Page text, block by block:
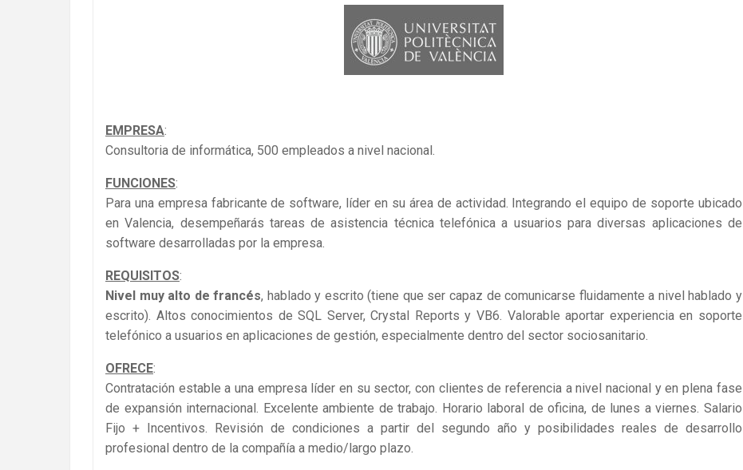
EMPRESA:
Consultoria de informática, 500 empleados a nivel nacional.
FUNCIONES:
Para una empresa fabricante de software, líder en su área de actividad. Integrando el equipo de soporte ubicado
en Valencia, desempeñarás tareas de asistencia técnica telefónica a usuarios para diversas aplicaciones de
software desarrolladas por la empresa.
REQUISITOS:
Nivel muy alto de francés, hablado y escrito (tiene que ser capaz de comunicarse fluidamente a nivel hablado y
escrito). Altos conocimientos de SQL Server, Crystal Reports y VB6. Valorable aportar experiencia en soporte
telefónico a usuarios en aplicaciones de gestión, especialmente dentro del sector sociosanitario.
OFRECE:
Contratación estable a una empresa líder en su sector, con clientes de referencia a nivel nacional y en plena fase
de expansión internacional. Excelente ambiente de trabajo. Horario laboral de oficina, de lunes a viernes. Salario
Fijo + Incentivos. Revisión de condiciones a partir del segundo año y posibilidades reales de desarrollo
profesional dentro de la compañía a medio/largo plazo.